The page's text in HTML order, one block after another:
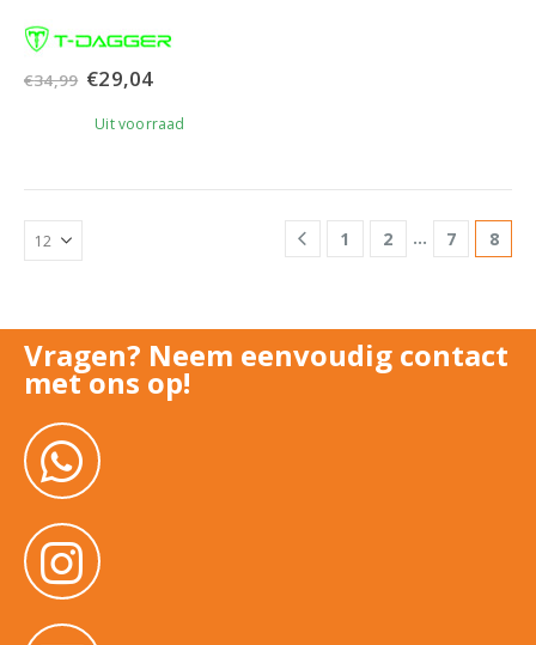
€34,99 Oorspronkelijke
prijs
was:
€34,99.
€29,04Huidige
is:
€29,04.
Uit voorraad
1 2 … 7 8
Vragen? Neem eenvoudig contact
met ons op!